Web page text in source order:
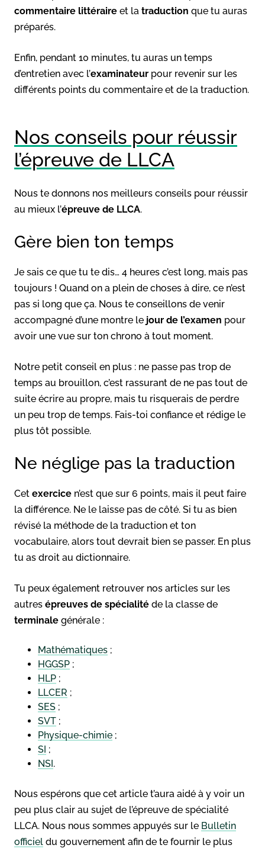
commentaire littéraire et la traduction que tu auras
préparés.
Enfin, pendant 10 minutes, tu auras un temps
d’entretien avec l’examinateur pour revenir sur les
différents points du commentaire et de la traduction.
Nos conseils pour réussir
l’épreuve de LLCA
Nous te donnons nos meilleurs conseils pour réussir
au mieux l’épreuve de LLCA.
Gère bien ton temps
Je sais ce que tu te dis… 4 heures c’est long, mais pas
toujours ! Quand on a plein de choses à dire, ce n’est
pas si long que ça. Nous te conseillons de venir
accompagné d’une montre le jour de l’examen pour
avoir une vue sur ton chrono à tout moment.
Notre petit conseil en plus : ne passe pas trop de
temps au brouillon, c’est rassurant de ne pas tout de
suite écrire au propre, mais tu risquerais de perdre
un peu trop de temps. Fais-toi confiance et rédige le
plus tôt possible.
Ne néglige pas la traduction
Cet exercice n’est que sur 6 points, mais il peut faire
la différence. Ne le laisse pas de côté. Si tu as bien
révisé la méthode de la traduction et ton
vocabulaire, alors tout devrait bien se passer. En plus
tu as droit au dictionnaire.
Tu peux également retrouver nos articles sur les
autres épreuves de spécialité de la classe de
terminale générale :
Mathématiques ;
HGGSP ;
HLP ;
LLCER ;
SES ;
SVT ;
Physique-chimie ;
SI ;
NSI.
Nous espérons que cet article t’aura aidé à y voir un
peu plus clair au sujet de l’épreuve de spécialité
LLCA. Nous nous sommes appuyés sur le Bulletin
officiel du gouvernement afin de te fournir le plus